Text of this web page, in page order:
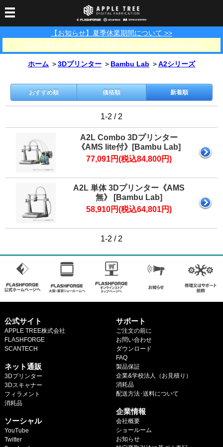
【お知らせ】夏季休業期間について >>
【佐川急便】地震に伴う配送遅延及び集荷・配達停止のお知らせ >>
3Dプリンター
3Dプリンター一覧 FLASHFORGE Bambu Lab
3Dスキャナー
3DMakerpro
フィラメント一覧 FLASHFORGE Bambu Lab
FusRock その他
光造形用レジン
DLP用レジン LCD用レジン エキマテ レジン
消耗品
部品
工具類
その他
フィラメント乾燥・防
湿ボックス
フィラメント保管用乾
燥剤
カプトンテープ
PP用タックシート
在庫処分セール
サポート
お問い合わせ ダウンロード FAQ
ショールーム
オフィシャルサイト
法人窓口
マイページ
カートを見る
ログイン
ホーム ＞3Dプリンター ＞ Bambu Lab ＞A2シリーズ
おすすめ順 価格順 新着順
1-2 / 2
A2L Combo 3Dプリンター
《AMS lite付》[Bambu Lab]
77,091円(税込84,800円)
A2L 単体 3Dプリンター《AMS
無》 [Bambu Lab]
58,910円(税込64,801円)
1-2 / 2
公式サイト
APPLE TREE株式会社
FLASHFORGE
SCANTECH
ネット通販
3Dプリンター
3Dスキャナー
フィラメント
消耗品
ソーシャル
YouTube
Twitter
サポート
ご注文の前に
お問い合わせ
ダウンロード
FAQ
製品保証
企業&学校法人（お見積り）
消耗品
配送方法･送料について
企業情報
会社概要
ショールーム
お知らせ